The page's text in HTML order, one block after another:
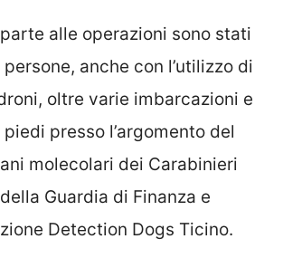
alle operazioni sono stati
anche con l’utilizzo di
oltre varie imbarcazioni e
presso l’argomento del
molecolari dei Carabinieri
Guardia di Finanza e
Detection Dogs Ticino.